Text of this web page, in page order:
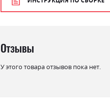
Стиль класика,
Отзывы
У этого товара отзывов пока нет.